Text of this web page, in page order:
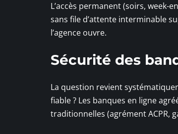
L’accès permanent (soirs,
sans file d’attente interminable
l’agence ouvre.
Sécurité des
La question revient
fiable ? Les banques en ligne
traditionnelles (agrément ACPR,